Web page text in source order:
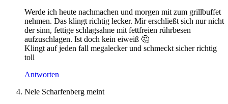
Werde ich heute nachmachen und morgen mit zum grillbuffet
nehmen. Das klingt richtig lecker. Mir erschließt sich nur nicht
der sinn, fettige schlagsahne mit fettfreien rührbesen
aufzuschlagen. Ist doch kein eiweiß 🤔
Klingt auf jeden fall megalecker und schmeckt sicher richtig
toll
Antworten
Nele Scharfenberg meint